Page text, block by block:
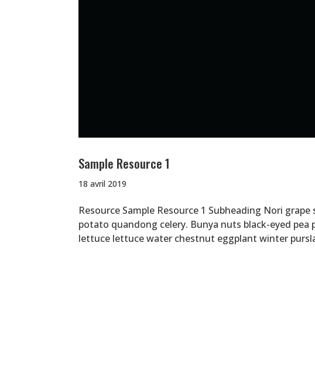
Sample Resource 1
18 avril 2019
Resource Sample Resource 1 Subheading Nori
potato quandong celery. Bunya nuts black-eyed
lettuce lettuce water chestnut eggplant winter